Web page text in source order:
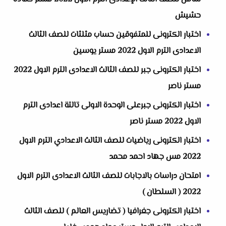
حشيش
اختبار الكترونى للمتفوقين حساب مثلثات للصف الثالث
الاعدادى الترم الاول 2022 مستر يوسين
اختبار الكترونى جبر للصف الثالث الاعدادى الترم الاول 2022
مستر ناصر
اختبار الكترونى جبرعلى الوحدة الاولى تالتة اعدادى الترم
الاول 2022 مستر ناصر
اختبار الكترونى رياضيات للصف الثالث الاعدادي الترم الاول
2022 مس جهاد احمد محمد
امتحان دراسات بالاجابات للصف الثالث الاعدادى الترم الاول
2022 ( السلطان )
اختبار الكترونى جغرافيا ( تضاريس العالم ) للصف الثالث